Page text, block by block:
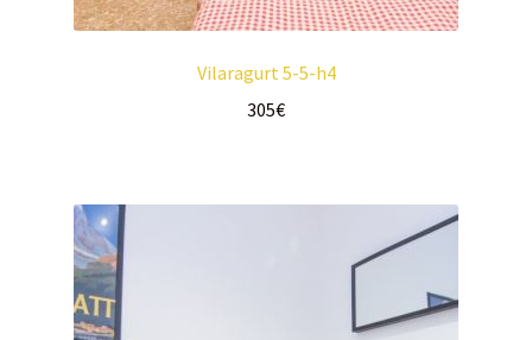
Vilaragurt 5-5-h4
305€